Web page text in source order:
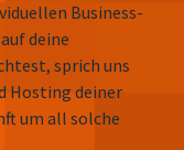
Business-
deine
sprich uns
Hosting deiner
um all solche